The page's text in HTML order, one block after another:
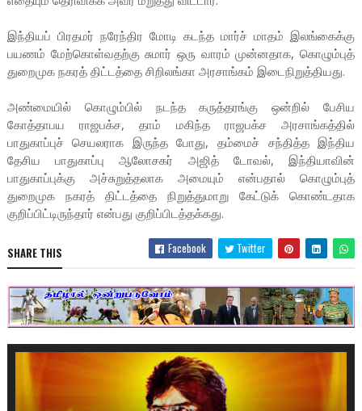
இந்தியப் பிரதமர் நரேந்திர மோடி கடந்த மார்ச் மாதம் இலங்கைக்கு
பயணம் மேற்கொள்வதற்கு சுமார் ஒரு வாரம் முன்னதாக, கொழும்புத்
துறைமுக நகரத் திட்டத்தை சிறிலங்கா அரசாங்கம் இடைநிறுத்தியது.
அண்மையில் கொழும்பில் நடந்த கருத்தரங்கு ஒன்றில் பேசிய
கோத்தாபய ராஜபக்ச, தாம் மகிந்த ராஜபக்ச அரசாங்கத்தில்
பாதுகாப்புச் செயலராக இருந்த போது, தம்மைச் சந்தித்த இந்திய
தேசிய பாதுகாப்பு ஆலோசகர் அஜித் டோவல், இந்தியாவின்
பாதுகாப்புக்கு அச்சுறுத்தலாக அமையும் என்பதால் கொழும்புத்
துறைமுக நகரத் திட்டத்தை நிறுத்துமாறு கேட்டுக் கொண்டதாக
குறிப்பிட்டிருந்தார் என்பது குறிப்பிடத்தக்கது.
SHARE THIS Facebook Twitter